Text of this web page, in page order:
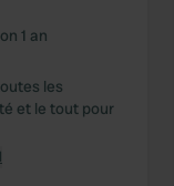
1 an
les
et le tout pour